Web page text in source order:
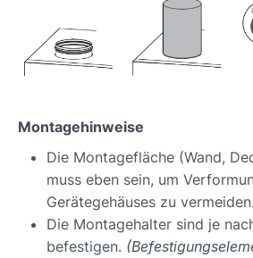
Montagehinweise
Die Montagefläche (Wand,
muss eben sein, um
Gerätegehäuses zu vermeiden.
Die Montagehalter sind je
befestigen.